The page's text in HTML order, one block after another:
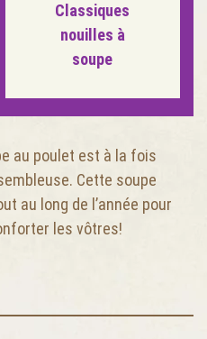
Classiques
nouilles à
soupe
au poulet est à la fois
Cette soupe
au long de l’année pour
les vôtres!